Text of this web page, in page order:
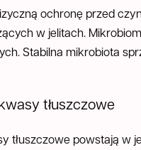
ochronę przed
w jelitach.
Stabilna mikrobiota
tłuszczowe
tłuszczowe powstają w